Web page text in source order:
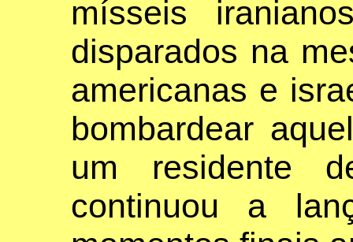
mísseis
disparados na
americanas e
bombardear
um residente
continuou a